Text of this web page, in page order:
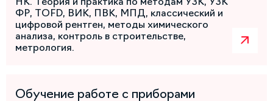
ФР, TOFD, ВИК, ПВК, МПД, классический и
цифровой рентген, методы химического
анализа, контроль в строительстве,
метрология.
Обучение работе с приборами